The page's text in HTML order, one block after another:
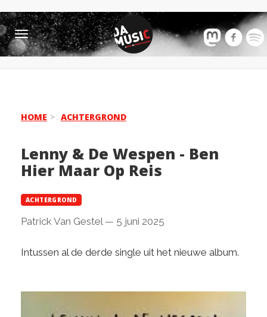
Toggle
navigation
HOME ACHTERGROND
Lenny & De Wespen - Ben
Hier Maar Op Reis
ACHTERGROND
Patrick Van Gestel— 5 juni 2025
Intussen al de derde single uit het nieuwe album.